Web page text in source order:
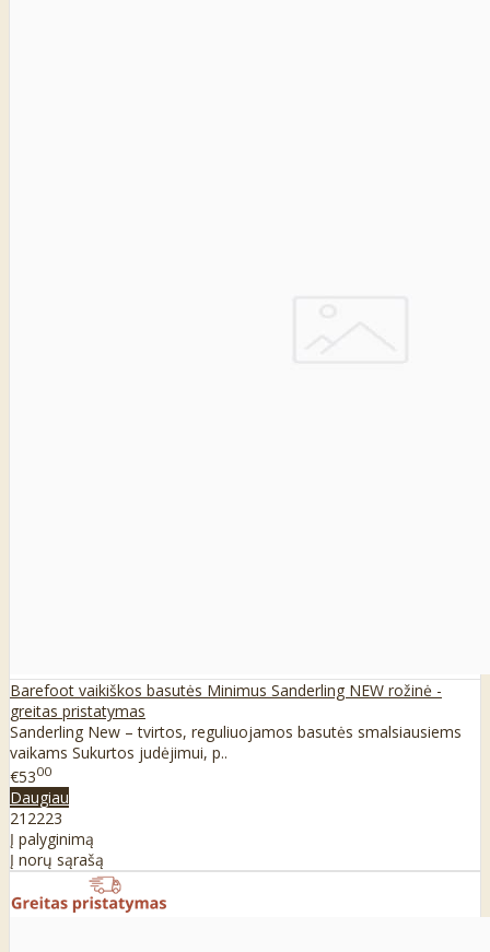
Barefoot vaikiškos basutės Minimus Sanderling NEW rožinė -
greitas pristatymas
Sanderling New – tvirtos, reguliuojamos basutės smalsiausiems
vaikams Sukurtos judėjimui, p..
€5300
Daugiau
21 2223
Į palyginimą
Į norų sąrašą